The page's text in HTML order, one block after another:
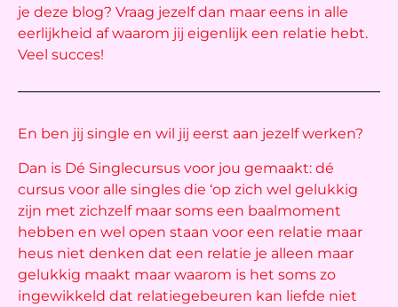
je deze blog? Vraag jezelf dan maar eens in alle
eerlijkheid af waarom jij eigenlijk een relatie hebt.
Veel succes!
En ben jij single en wil jij eerst aan jezelf werken?
Dan is Dé Singlecursus voor jou gemaakt: dé
cursus voor alle singles die ‘op zich wel gelukkig
zijn met zichzelf maar soms een baalmoment
hebben en wel open staan voor een relatie maar
heus niet denken dat een relatie je alleen maar
gelukkig maakt maar waarom is het soms zo
ingewikkeld dat relatiegebeuren kan liefde niet